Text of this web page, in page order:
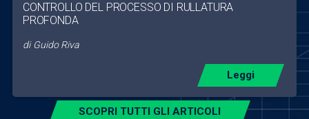
CONTROLLO DEL PROCESSO DI RULLATURA
PROFONDA
di Guido Riva
Leggi
SCOPRI TUTTI GLI ARTICOLI